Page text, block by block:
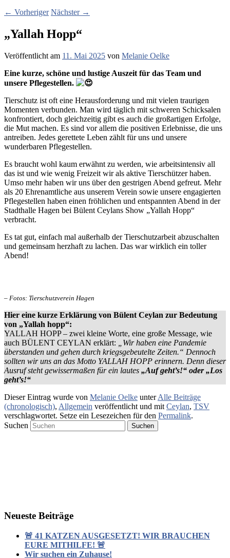
← Vorheriger Nächster →
„Yallah Hopp“
Veröffentlicht am 11. Mai 2025 von Melanie Oelke
Eine kurze, schöne und lustige Auszeit für das Team und
unsere Pflegestellen.
Tierschutz ist oft eine Herausforderung und mit vielen traurigen
Momenten verbunden. Man wird täglich mit schweren Schicksalen
konfrontiert, doch gleichzeitig gibt es auch die großartigen Erfolge,
die Mut machen. Es sind vor allem die positiven Erlebnisse, die uns
antreiben. Jedes gerettete Leben zählt für uns und unsere
wunderbaren Pflegestellen.
Es braucht wohl kaum erwähnt zu werden, wie arbeitsintensiv all
das ist und wie wenig Freizeit wir als aktive Tierschützer haben.
Umso mehr haben wir uns über den gestrigen Abend gefreut. Mehr
als 20 Ehrenamtliche aus unserem Verein sowie unsere engagierten
Pflegestellen haben einen fröhlichen und entspannten Abend in der
Stadthalle Hagen bei Bülent Ceylans Show „Yallah Hopp“
verbracht.
Es tat gut, einfach mal außerhalb der Tierschutzarbeit abzuschalten
und gemeinsam herzhaft zu lachen. Das war wirklich ein toller
Abend!
– Fotos: Tierschutzverein Hagen
Hier eine kurze Erklärung von Bülent Ceylan zur Bedeutung
von „Yallah hopp“:
YALLAH HOPP – zwei kleine Worte, eine große Message, wie
auch BÜLENT CEYLAN erklärt:
„Wir haben eine Pandemie
überstanden und gehen durch kriegsgebeutelte Zeiten.“ Dennoch
sollten wir uns an das Motto YALLAH HOPP erinnern. Denn dieser
Ausruf steht gewissermaßen für ein lautes „Auf geht’s!“ oder „Los
geht’s!“
Dieser Eintrag wurde von Melanie Oelke unterAlle Beiträge
(chronologisch), Allgemein veröffentlicht und mit Ceylan, TSV
verschlagwortet. Setze ein Lesezeichen für den Permalink.
Suchen
Neueste Beiträge
🚨 41 KATZEN AUSGESETZT! WIR BRAUCHEN
EURE MITHILFE! 🚨
Wir suchen ein Zuhause!